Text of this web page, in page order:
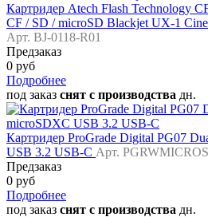
Картридер Atech Flash Technology
CF / SD / microSD Blackjet UX-1
Арт. BJ-0118-R01
Предзаказ
0 руб
Подробнее
под заказ снят с производства дн.
Картридер ProGrade Digital PG07
USB 3.2 USB-C Арт.
Предзаказ
0 руб
Подробнее
под заказ снят с производства дн.